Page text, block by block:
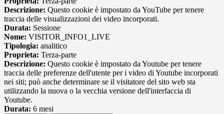
Descrizione: Questo cookie è impostato da YouTube per tenere
traccia delle visualizzazioni dei video incorporati.
Durata: Sessione
Nome: VISITOR_INFO1_LIVE
Tipologia: analitico
Proprieta: Terza-parte
Descrizione: Questo cookie è impostato da Youtube per tenere
traccia delle preferenze dell'utente per i video di Youtube incorporati
nei siti; può anche determinare se il visitatore del sito web sta
utilizzando la nuova o la vecchia versione dell'interfaccia di
Youtube.
Durata: 6 mesi